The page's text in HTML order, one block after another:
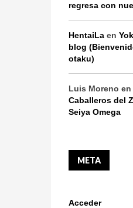
regresa con
HentaiLa en
blog
otaku)
Luis Moreno en
Caballeros del
Seiya Omega
META
Acceder